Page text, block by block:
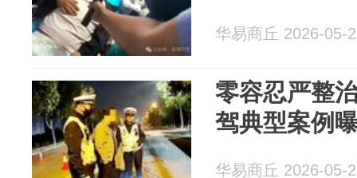
华易商丘 2026-05-
零容忍严整
驾典型案例
华易商丘 2026-05-